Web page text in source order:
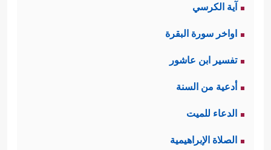
آية الكرسي
اواخر سورة البقرة
تفسير ابن عاشور
أدعية من السنة
الدعاء للميت
الصلاة الإبراهيمية